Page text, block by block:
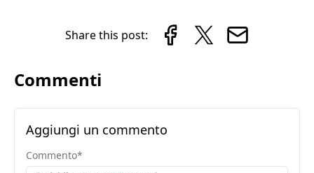
Share this post:
Commenti
Aggiungi un commento
Commento*